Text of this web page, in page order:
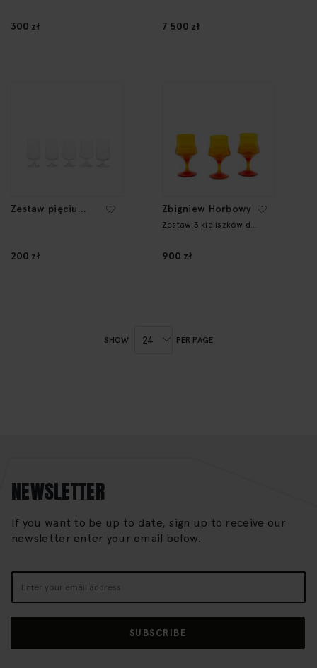
300 zł 7 500 zł
Zestaw pięciu
Century
200 zł
Zbigniew Horbowy
Zestaw 3 kieliszków do
900 zł
SHOW PER PAGE
NEWSLETTER
If you want to be up to date, sign up to receive our
newsletter enter your email below.
Up
SUBSCRIBE